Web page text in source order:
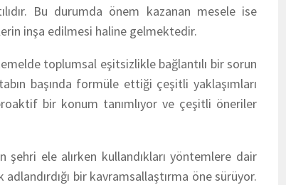
Bu durumda önem kazanan mesele ise
inşa edilmesi haline gelmektedir.
toplumsal eşitsizlikle bağlantılı bir sorun
başında formüle ettiği çeşitli yaklaşımları
bir konum tanımlıyor ve çeşitli öneriler
şehri ele alırken kullandıkları yöntemlere dair
bir kavramsallaştırma öne sürüyor.